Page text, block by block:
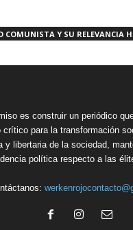
COMUNISTA Y SU RELEVANCIA
es construir un periódico
crítico para la transformación
y libertaria de la sociedad,
política respecto a las